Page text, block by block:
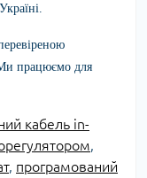
працюємо для
кабель in-
, програмований